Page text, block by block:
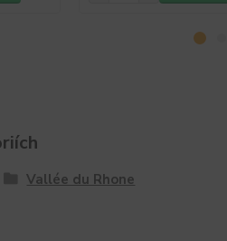
Vallée du Rhone